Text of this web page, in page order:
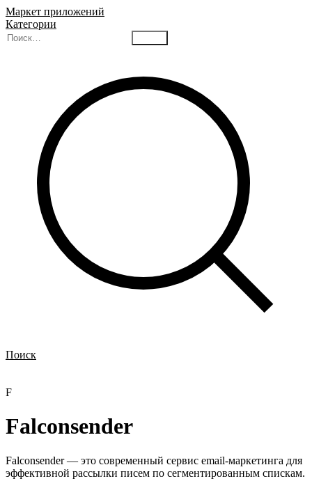
Маркет приложений
Категории
Поиск
F
Falconsender
Falconsender — это современный сервис email-маркетинга для
эффективной рассылки писем по сегментированным спискам.